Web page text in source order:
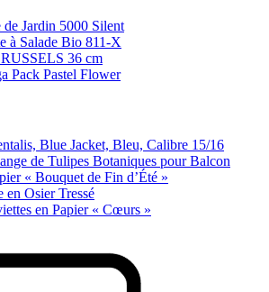
de Jardin 5000 Silent
à Salade Bio 811-X
36 cm
Pack Pastel Flower
Blue Jacket, Bleu, Calibre 15/16
de Tulipes Botaniques pour Balcon
« Bouquet de Fin d’Été »
en Osier Tressé
en Papier « Cœurs »